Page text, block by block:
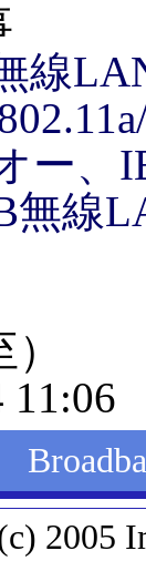
線
ー、
無線
11:06
2005